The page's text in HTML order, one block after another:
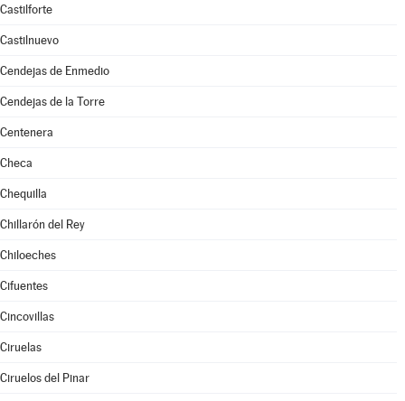
Castilforte
Castilnuevo
Cendejas de Enmedio
Cendejas de la Torre
Centenera
Checa
Chequilla
Chillarón del Rey
Chiloeches
Cifuentes
Cincovillas
Ciruelas
Ciruelos del Pinar